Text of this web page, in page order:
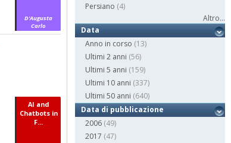
D'Augusta
Carlo
AI and
Chatbots in
F...
Persiano (4)
Altro...
Data
Anno in corso (13)
Ultimi 2 anni (56)
Ultimi 5 anni (159)
Ultimi 10 anni (337)
Ultimi 50 anni (640)
Data di pubblicazione
2006 (49)
2017 (47)